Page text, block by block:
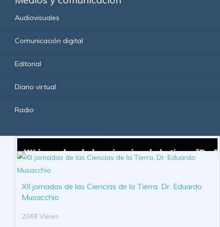
Audiovisuales
Comunicación digital
Editorial
Diario virtual
Radio
XII jornadas de las Ciencias de la Tierra. Dr. Eduardo
Musacchio
2048 Views